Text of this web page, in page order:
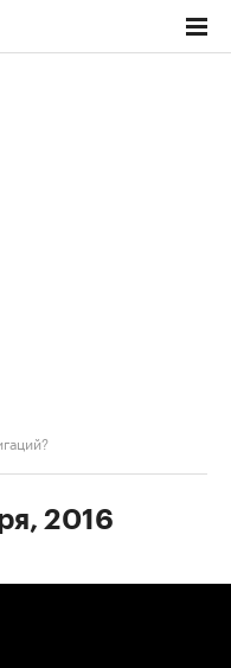
2016